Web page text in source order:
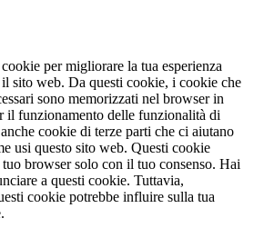
per migliorare la tua esperienza
sito web. Da questi cookie, i cookie che
sono memorizzati nel browser in
il funzionamento delle funzionalità di
cookie di terze parti che ci aiutano
usi questo sito web. Questi cookie
browser solo con il tuo consenso. Hai
a questi cookie. Tuttavia,
cookie potrebbe influire sulla tua